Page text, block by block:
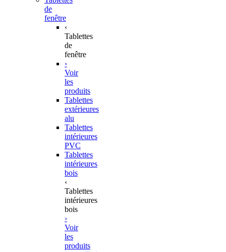
de
fenêtre
‹
Tablettes
de
fenêtre
›
Voir
les
produits
Tablettes
extérieures
alu
Tablettes
intérieures
PVC
Tablettes
intérieures
bois
‹
Tablettes
intérieures
bois
›
Voir
les
produits